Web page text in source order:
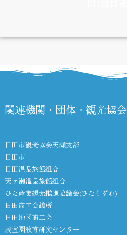
関連機関・団体・観光協会
日田市観光協会天瀬支部
日田市
日田温泉旅館組合
天ヶ瀬温泉旅館組合
ひた産業観光推進協議会(ひたりずむ)
日田商工会議所
日田地区商工会
咸宜園教育研究センター